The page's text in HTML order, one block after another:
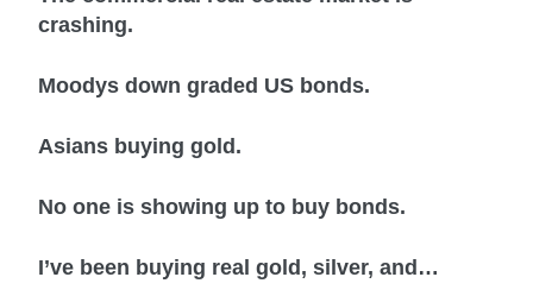
crashing.
Moodys down graded US bonds.
Asians buying gold.
No one is showing up to buy bonds.
I’ve been buying real gold, silver, and…